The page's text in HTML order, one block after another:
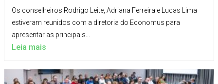
Os conselheiros Rodrigo Leite, Adriana Ferreira e Lucas Lima
estiveram reunidos com a diretoria do Economus para
apresentar as principais...
Leia mais